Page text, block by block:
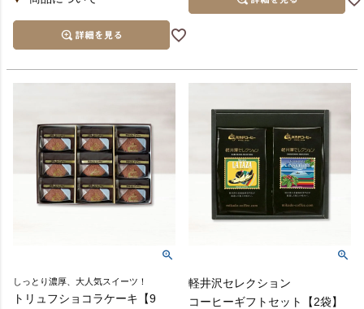
しっとり濃厚、大人気スイーツ！
トリュフショコラケーキ【9
軽井沢セレクション
コーヒーギフトセット【2袋】